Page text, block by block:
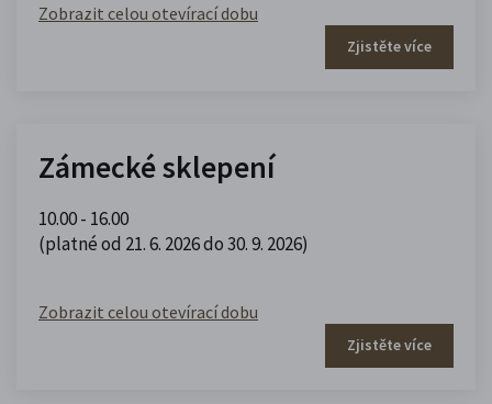
Zobrazit celou otevírací dobu
Zjistěte více
Zámecké sklepení
10.00 - 16.00
(platné od 21. 6. 2026 do 30. 9. 2026)
Zobrazit celou otevírací dobu
Zjistěte více